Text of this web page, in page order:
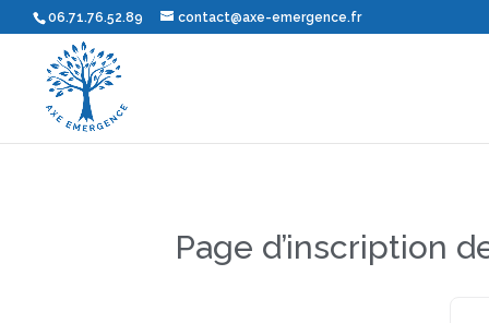
06.71.76.52.89 contact@axe-emergence.fr
Page d’inscription